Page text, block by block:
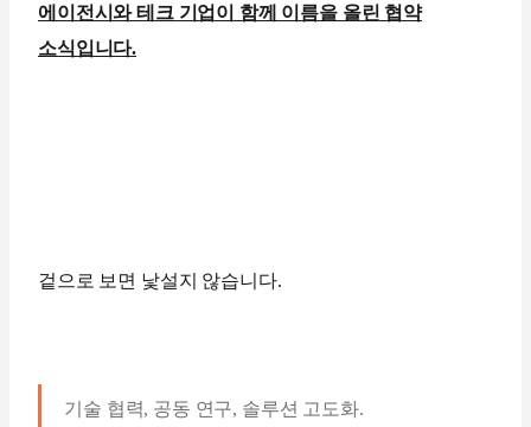
에이전시와 테크 기업이 함께 이름을 올린 협약
소식입니다.
겉으로 보면 낯설지 않습니다.
기술 협력, 공동 연구, 솔루션 고도화.